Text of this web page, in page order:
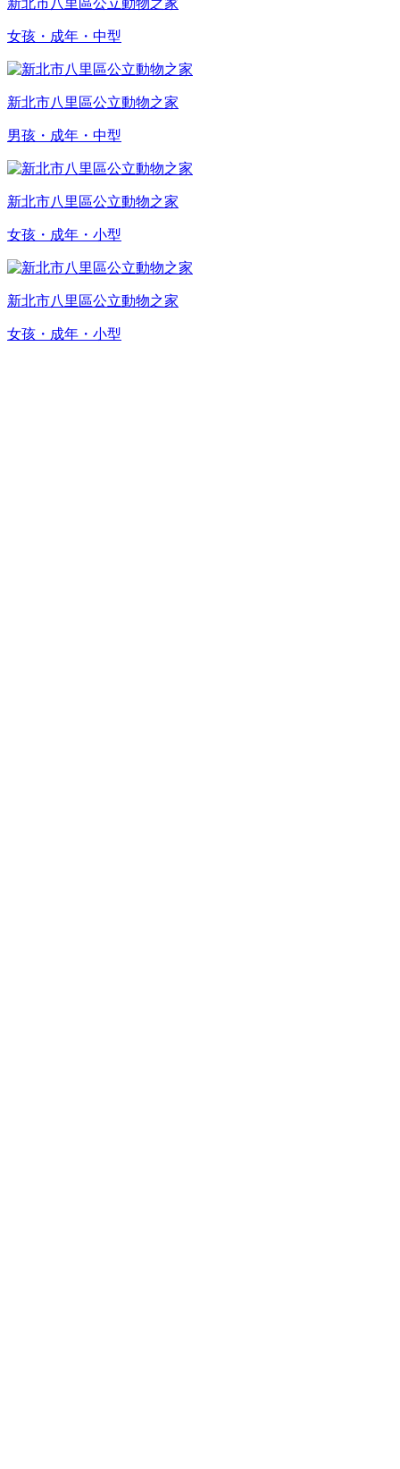
新北市八里區公立動物之家
女孩・成年・中型
新北市八里區公立動物之家
男孩・成年・中型
新北市八里區公立動物之家
女孩・成年・小型
新北市八里區公立動物之家
女孩・成年・小型